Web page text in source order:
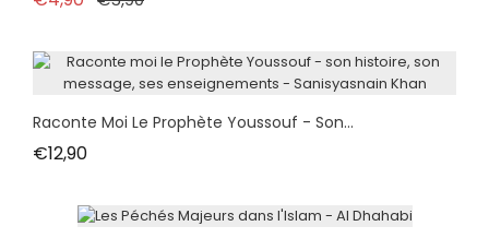
Raconte Moi Le Prophète Youssouf - Son...
€12,90Fiyat